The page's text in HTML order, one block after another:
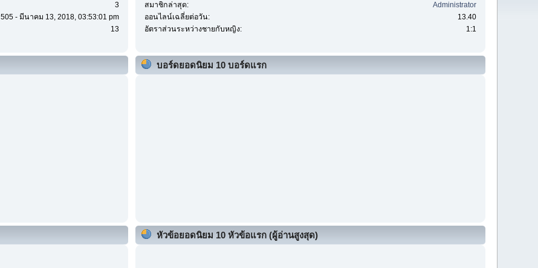
3
505 - มีนาคม 13, 2018, 03:53:01 pm
13
สมาชิกล่าสุด:
Administrator
ออนไลน์เฉลี่ยต่อวัน:
13.40
อัตราส่วนระหว่างชายกับหญิง:
1:1
บอร์ดยอดนิยม 10 บอร์ดแรก
หัวข้อยอดนิยม 10 หัวข้อแรก (ผู้อ่านสูงสุด)